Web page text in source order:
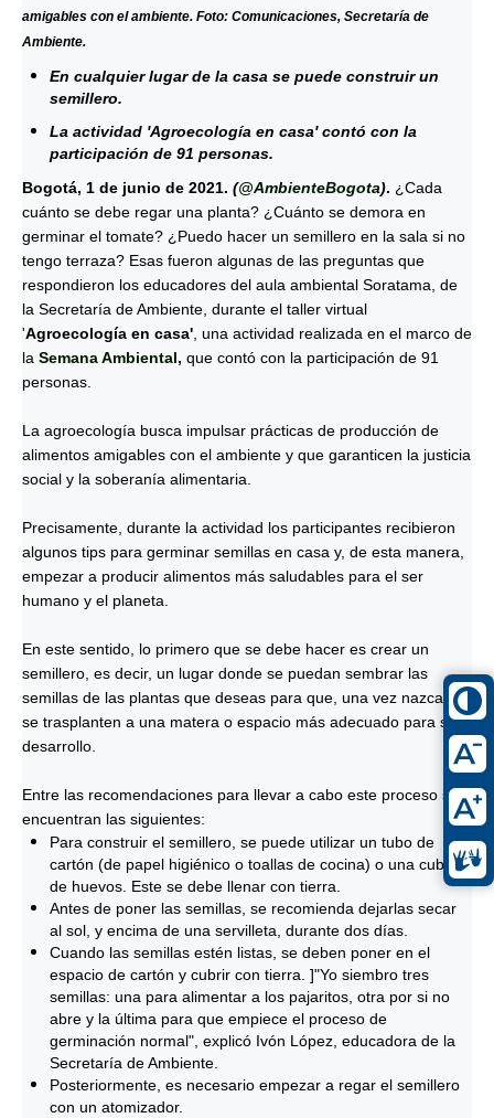
amigables con el ambiente. Foto: Comunicaciones, Secretaría de
Ambiente.
En cualquier lugar de la casa se puede construir un
semillero.
La actividad 'Agroecología en casa' contó con la
participación de 91 personas.
Bogotá, 1 de junio de 2021. (@AmbienteBogota). ¿Cada
cuánto se debe regar una planta? ¿Cuánto se demora en
germinar el tomate? ¿Puedo hacer un semillero en la sala si no
tengo terraza? Esas fueron algunas de las preguntas que
respondieron los educadores del aula ambiental Soratama, de
la Secretaría de Ambiente, durante el taller virtual
'Agroecología en casa' , una actividad realizada en el marco de
la Semana Ambiental, que contó con la participación de 91
personas.
La agroecología busca impulsar prácticas de producción de
alimentos amigables con el ambiente y que garanticen la justicia
social y la soberanía alimentaria.
Precisamente, durante la actividad los participantes recibieron
algunos tips para germinar semillas en casa y, de esta manera,
empezar a producir alimentos más saludables para el ser
humano y el planeta.
En este sentido, lo primero que se debe hacer es crear un
semillero, es decir, un lugar donde se puedan sembrar las
semillas de las plantas que deseas para que, una vez nazcan,
se trasplanten a una matera o espacio más adecuado para su
desarrollo.
Entre las recomendaciones para llevar a cabo este proceso se
encuentran las siguientes:
Para construir el semillero, se puede utilizar un tubo de
cartón (de papel higiénico o toallas de cocina) o una cubeta
de huevos. Este se debe llenar con tierra.
Antes de poner las semillas, se recomienda dejarlas secar
al sol, y encima de una servilleta, durante dos días.
Cuando las semillas estén listas, se deben poner en el
espacio de cartón y cubrir con tierra. ]"Yo siembro tres
semillas: una para alimentar a los pajaritos, otra por si no
abre y la última para que empiece el proceso de
germinación normal", explicó Ivón López, educadora de la
Secretaría de Ambiente.
Posteriormente, es necesario empezar a regar el semillero
con un atomizador.